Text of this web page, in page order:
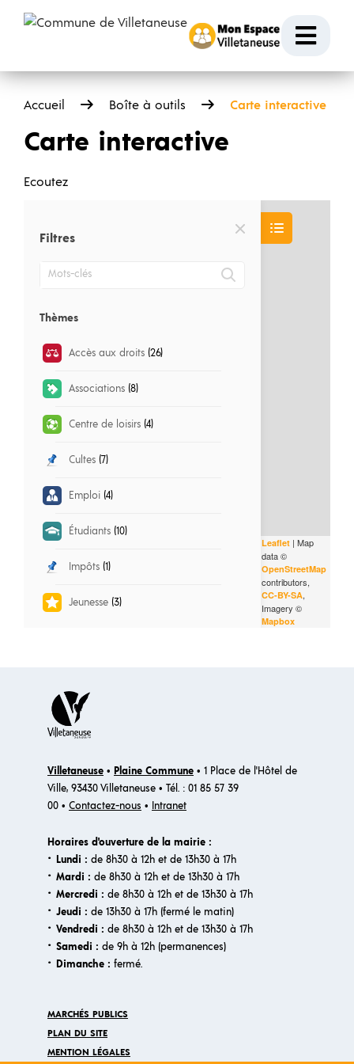
Accueil Boîte à outils Carte interactive
Carte interactive
Ecoutez
Filtres
Mots-clés
Thèmes
Accès aux droits (26)
Associations (8)
Centre de loisirs (4)
Cultes (7)
Emploi (4)
Étudiants (10)
Impôts (1)
Jeunesse (3)
Santé
Services en mairie
Services publics (22)
Solidarité
Sport(8)
Violences faites aux femmes
Leaflet | Map
data ©
OpenStreetMap
contributors,
CC-BY-SA,
Imagery ©
Mapbox
Villetaneuse • Plaine Commune • 1 Place de l'Hôtel de
Ville, 93430 Villetaneuse • Tél. : 01 85 57 39
00 • Contactez-nous • Intranet
Horaires d'ouverture de la mairie :
· Lundi : de 8h30 à 12h et de 13h30 à 17h
· Mardi : de 8h30 à 12h et de 13h30 à 17h
· Mercredi : de 8h30 à 12h et de 13h30 à 17h
· Jeudi : de 13h30 à 17h (fermé le matin)
· Vendredi : de 8h30 à 12h et de 13h30 à 17h
· Samedi : de 9h à 12h (permanences)
·​ Dimanche : fermé.
MARCHÉS PUBLICS
PLAN DU SITE
MENTION LÉGALES